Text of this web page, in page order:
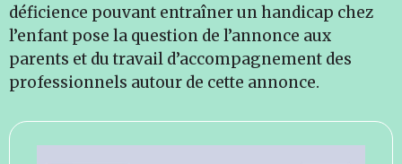
déficience pouvant entraîner un handicap chez
l’enfant pose la question de l’annonce aux
parents et du travail d’accompagnement des
professionnels autour de cette annonce.